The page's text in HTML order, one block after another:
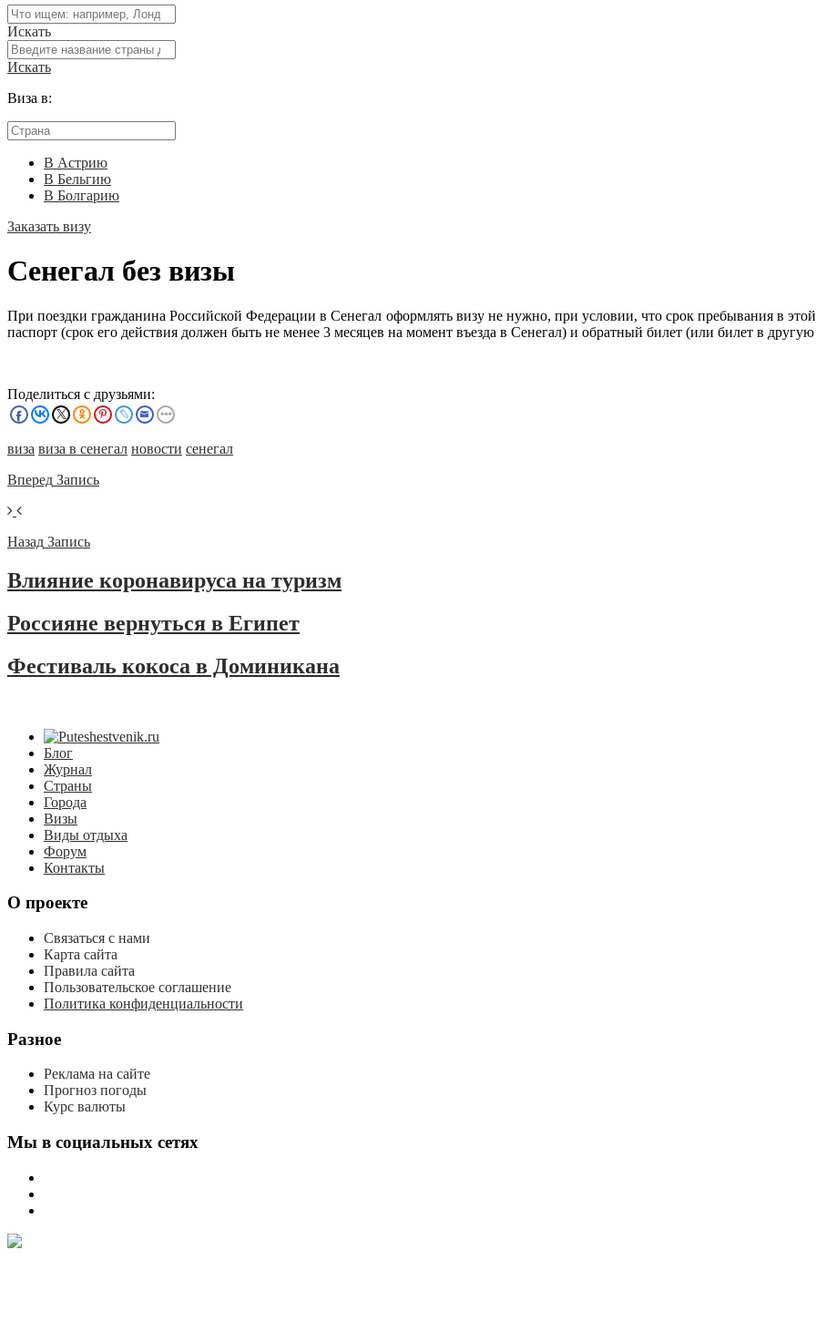
Искать
Искать
Виза в:
В Астрию
В Бельгию
В Болгарию
Заказать визу
Сенегал без визы
При поездки гражданина Российской Федерации в Сенегал оформлять визу не нужно, при условии, что срок пребывания в
паспорт (срок его действия должен быть не менее 3 месяцев на момент въезда в Сенегал) и обратный билет (или билет в
Поделиться с друзьями:
виза виза в сенегал новости сенегал
Вперед Запись
Назад Запись
Влияние коронавируса на туризм
Россияне вернуться в Египет
Фестиваль кокоса в Доминикана
Блог
Журнал
Страны
Города
Визы
Виды отдыха
Форум
Контакты
О проекте
Связаться с нами
Карта сайта
Правила сайта
Пользовательское соглашение
Политика конфиденциальности
Разное
Реклама на сайте
Прогноз погоды
Курс валюты
Мы в социальных сетях